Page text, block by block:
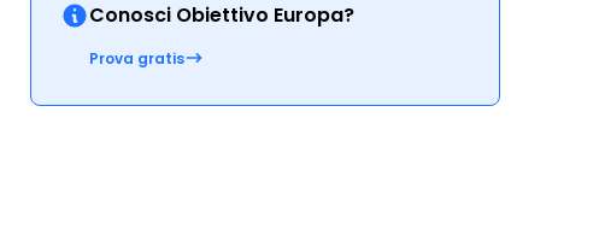
Conosci Obiettivo Europa?
Prova gratis